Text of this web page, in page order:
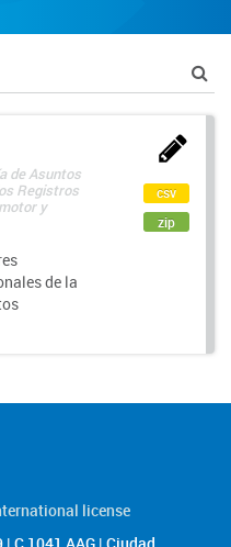
de Asuntos
Registros
y
de la
csv
zip
license